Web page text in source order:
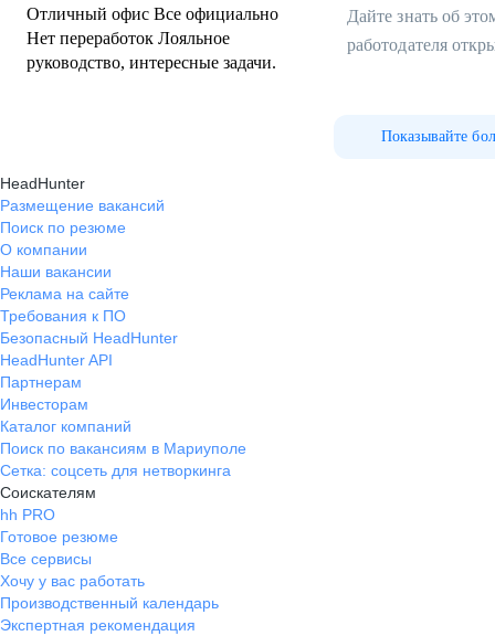
Отличный офис Все официально
Нет переработок Лояльное
руководство, интересные задачи.
Дайте знать об
работодателя
Показывайте
HeadHunter
Размещение вакансий
Поиск по резюме
О компании
Наши вакансии
Реклама на сайте
Требования к ПО
Безопасный HeadHunter
HeadHunter API
Партнерам
Инвесторам
Каталог компаний
Поиск по вакансиям в Мариуполе
Сетка: соцсеть для нетворкинга
Соискателям
hh PRO
Готовое резюме
Все сервисы
Хочу у вас работать
Производственный календарь
Экспертная рекомендация